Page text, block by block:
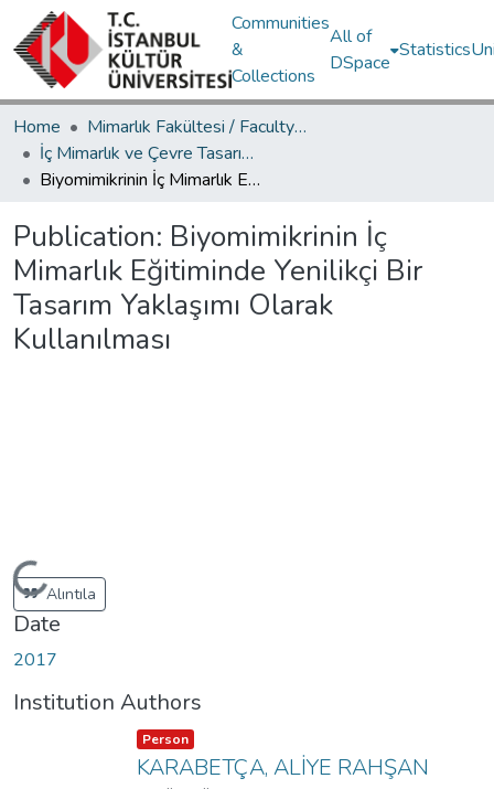
Communities
&
Collections
All of
DSpace
Statistics
Home
Mimarlık Fakültesi / Faculty of Architecture
İç Mimarlık ve Çevre Tasarımı Bölümü / Department of Interior Architecture and Environmental Design
Biyomimikrinin İç Mimarlık Eğitiminde Yenilikçi Bir Tasarım Yaklaşımı Olarak Kullanılması
Publication: Biyomimikrinin İç
Mimarlık Eğitiminde Yenilikçi Bir
Tasarım Yaklaşımı Olarak
Kullanılması
Loading...
Alıntıla
Date
2017
Institution Authors
Item type:
Person ,
KARABETÇA, ALİYE RAHŞAN